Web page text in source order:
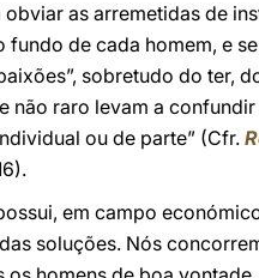
obviar as arremetidas de
fundo de cada homem, e
sobretudo do ter,
não raro levam a
ou de parte” (Cfr.
em campo
soluções. Nós